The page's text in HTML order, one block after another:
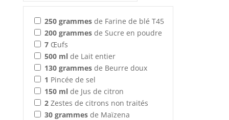
250 grammesde Farine de blé T45
200 grammesde Sucre en poudre
7Œufs
500 mlde Lait entier
130 grammesde Beurre doux
1 Pincée de sel
150 mlde Jus de citron
2Zestes de citrons non traités
30 grammesde Maïzena